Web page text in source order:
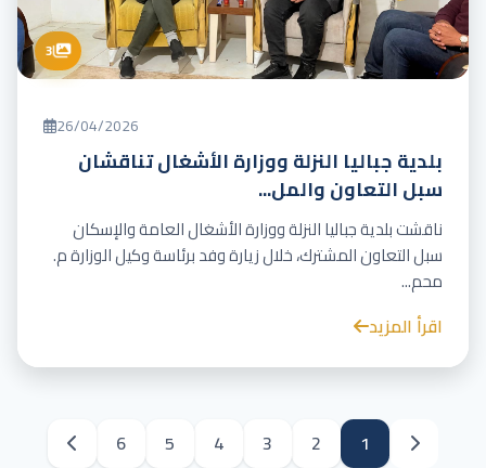
3
26/04/2026
بلدية جباليا النزلة ووزارة الأشغال تناقشان
سبل التعاون والمل...
ناقشت بلدية جباليا النزلة ووزارة الأشغال العامة والإسكان
سبل التعاون المشترك، خلال زيارة وفد برئاسة وكيل الوزارة م.
محم...
اقرأ المزيد
1
2
3
4
5
6